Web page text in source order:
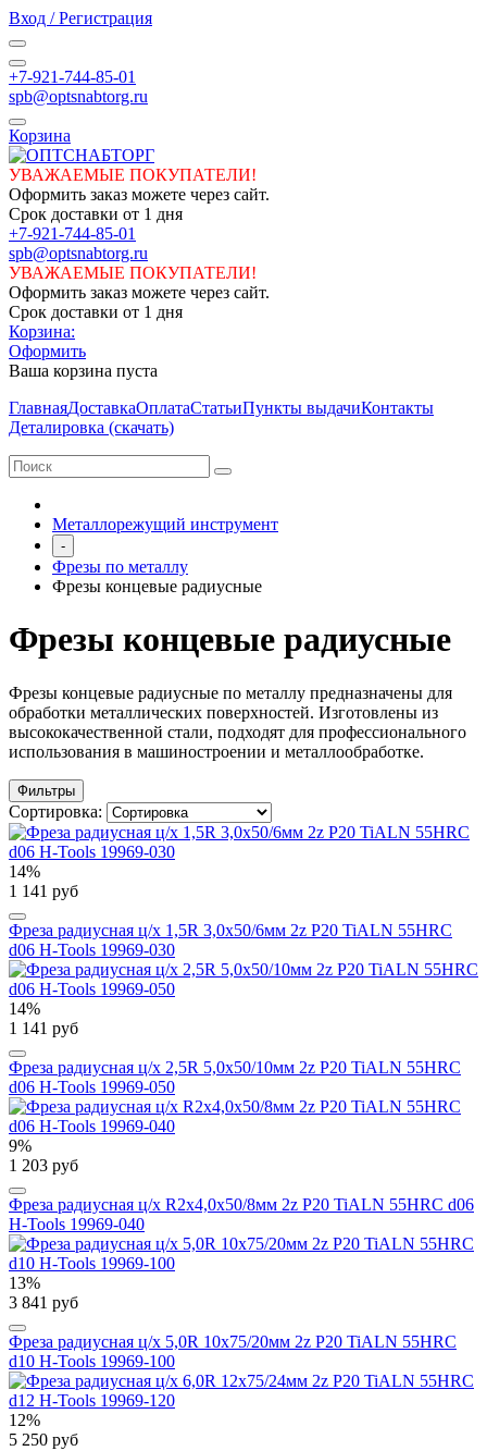
Вход / Регистрация
+7-921-744-85-01
spb@optsnabtorg.ru
Корзина
УВАЖАЕМЫЕ ПОКУПАТЕЛИ!
Оформить заказ можете через сайт.
Срок доставки от 1 дня
+7-921-744-85-01
spb@optsnabtorg.ru
УВАЖАЕМЫЕ ПОКУПАТЕЛИ!
Оформить заказ можете через сайт.
Срок доставки от 1 дня
Корзина:
Оформить
Ваша корзина пуста
ГлавнаяДоставкаОплатаСтатьиПункты выдачиКонтакты
Деталировка (скачать)
Металлорежущий инструмент
-
Фрезы по металлу
Фрезы концевые радиусные
Фрезы концевые радиусные
Фрезы концевые радиусные по металлу предназначены для
обработки металлических поверхностей. Изготовлены из
высококачественной стали, подходят для профессионального
использования в машиностроении и металлообработке.
Фильтры
Сортировка:
14%
1 141 руб
Фреза радиусная ц/х 1,5R 3,0x50/6мм 2z P20 TiALN 55HRC
d06 H-Tools 19969-030
14%
1 141 руб
Фреза радиусная ц/х 2,5R 5,0x50/10мм 2z P20 TiALN 55HRC
d06 H-Tools 19969-050
9%
1 203 руб
Фреза радиусная ц/х R2x4,0x50/8мм 2z P20 TiALN 55HRC d06
H-Tools 19969-040
13%
3 841 руб
Фреза радиусная ц/х 5,0R 10x75/20мм 2z P20 TiALN 55HRC
d10 H-Tools 19969-100
12%
5 250 руб